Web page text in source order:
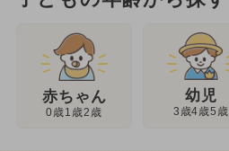
赤ちゃん
0歳1歳2歳
幼児
3歳4歳5歳